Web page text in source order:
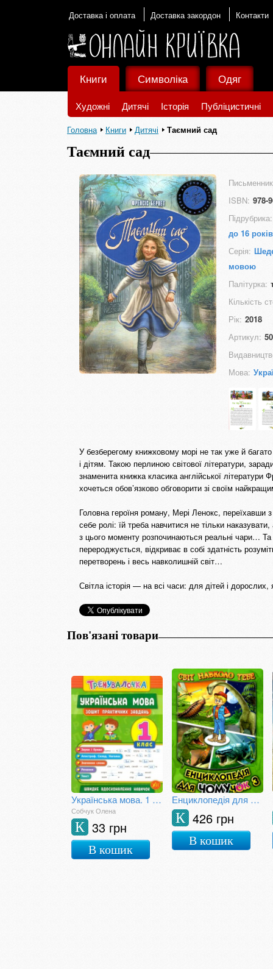
Доставка і оплата Доставка закордон Контакти
Книги
Художні Дитячі Історія Публіцистичні
Символіка Одяг
Головна Книги Дитячі Таємний сад
Таємний сад
ISBN: 978-
Підрубрика:
до 16 років
Серія:
мовою
Палітурка:
Кількість
Рік: 2018
Артикул:
Мова:
У безберегому книжковому морі не так уже й
і дітям. Такою перлиною світової літератури,
знаменита книжка класика англійської
хочеться обов’язково обговорити зі своїм
Головна героїня роману, Мері Ленокс, переїхавши
себе ролі: їй треба навчитися не тільки
з цього моменту розпочинаються реальні чари… Та
перероджується, відкриває в собі здатність
перетворень і весь навколишній світ…
Світла історія — на всі часи: для дітей і
Пов'язані товари
Українська мова. 1 клас. Зошит практичних завдань
Собчук Олена
33 грн
К
В кошик
Енциклопедія для чомучок. Книга 3
426 грн
К
В кошик